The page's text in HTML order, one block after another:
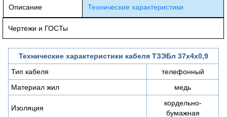
Описание Технические характеристики
Чертежи и ГОСТы
Технические характеристики кабеля ТЗЭБл 37х4х0,9
Тип кабеля
телефонный
Материал жил
медь
Изоляция
кордельно-
бумажная